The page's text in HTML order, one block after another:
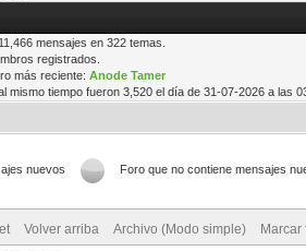
mensajes en 322 temas.
registrados.
más reciente: Anode Tamer
mismo tiempo fueron 3,520 el día de 31-07-2026 a las
nuevos Foro que no contiene mensajes
Volver arriba Archivo (Modo simple)